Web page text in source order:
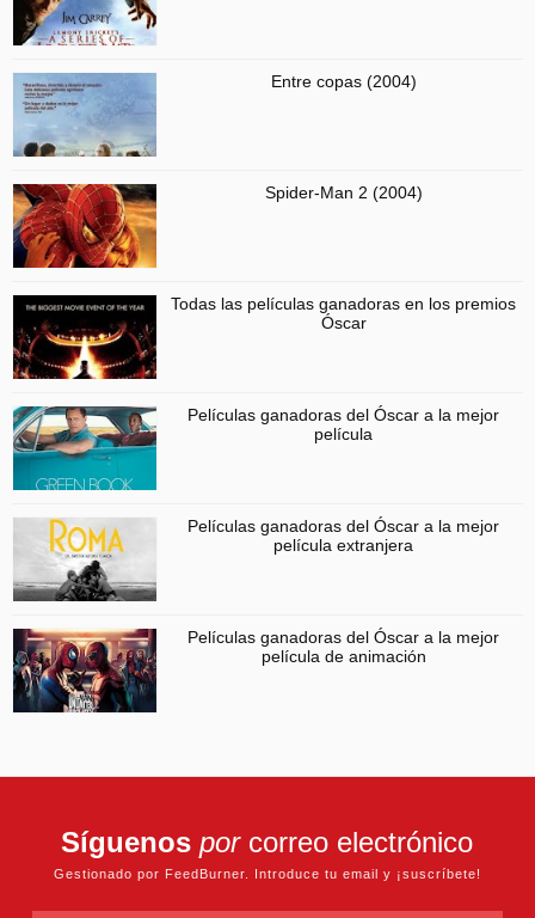
Entre copas (2004)
Spider-Man 2 (2004)
Todas las películas ganadoras en los premios
Óscar
Películas ganadoras del Óscar a la mejor
película
Películas ganadoras del Óscar a la mejor
película extranjera
Películas ganadoras del Óscar a la mejor
película de animación
Síguenos porcorreo electrónico
Gestionado por FeedBurner. Introduce tu email y ¡suscríbete!